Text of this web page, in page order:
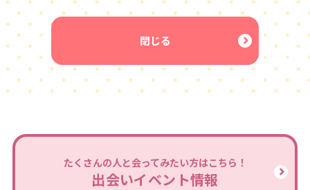
閉じる
たくさんの人と会ってみたい方はこちら！
出会いイベント情報